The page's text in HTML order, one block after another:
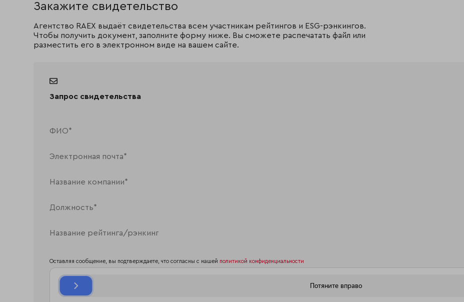
Закажите свидетельство
Агентство RAEX выдаёт свидетельства всем участникам рейтингов и ESG-рэнкингов.
Чтобы получить документ, заполните форму ниже. Вы сможете распечатать файл или
разместить его в электронном виде на вашем сайте.
Запрос свидетельства
Оставляя сообщение, вы подтверждаете, что согласны с нашей политикой конфиденциальности